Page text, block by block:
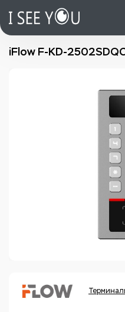
iFlow F-KD-